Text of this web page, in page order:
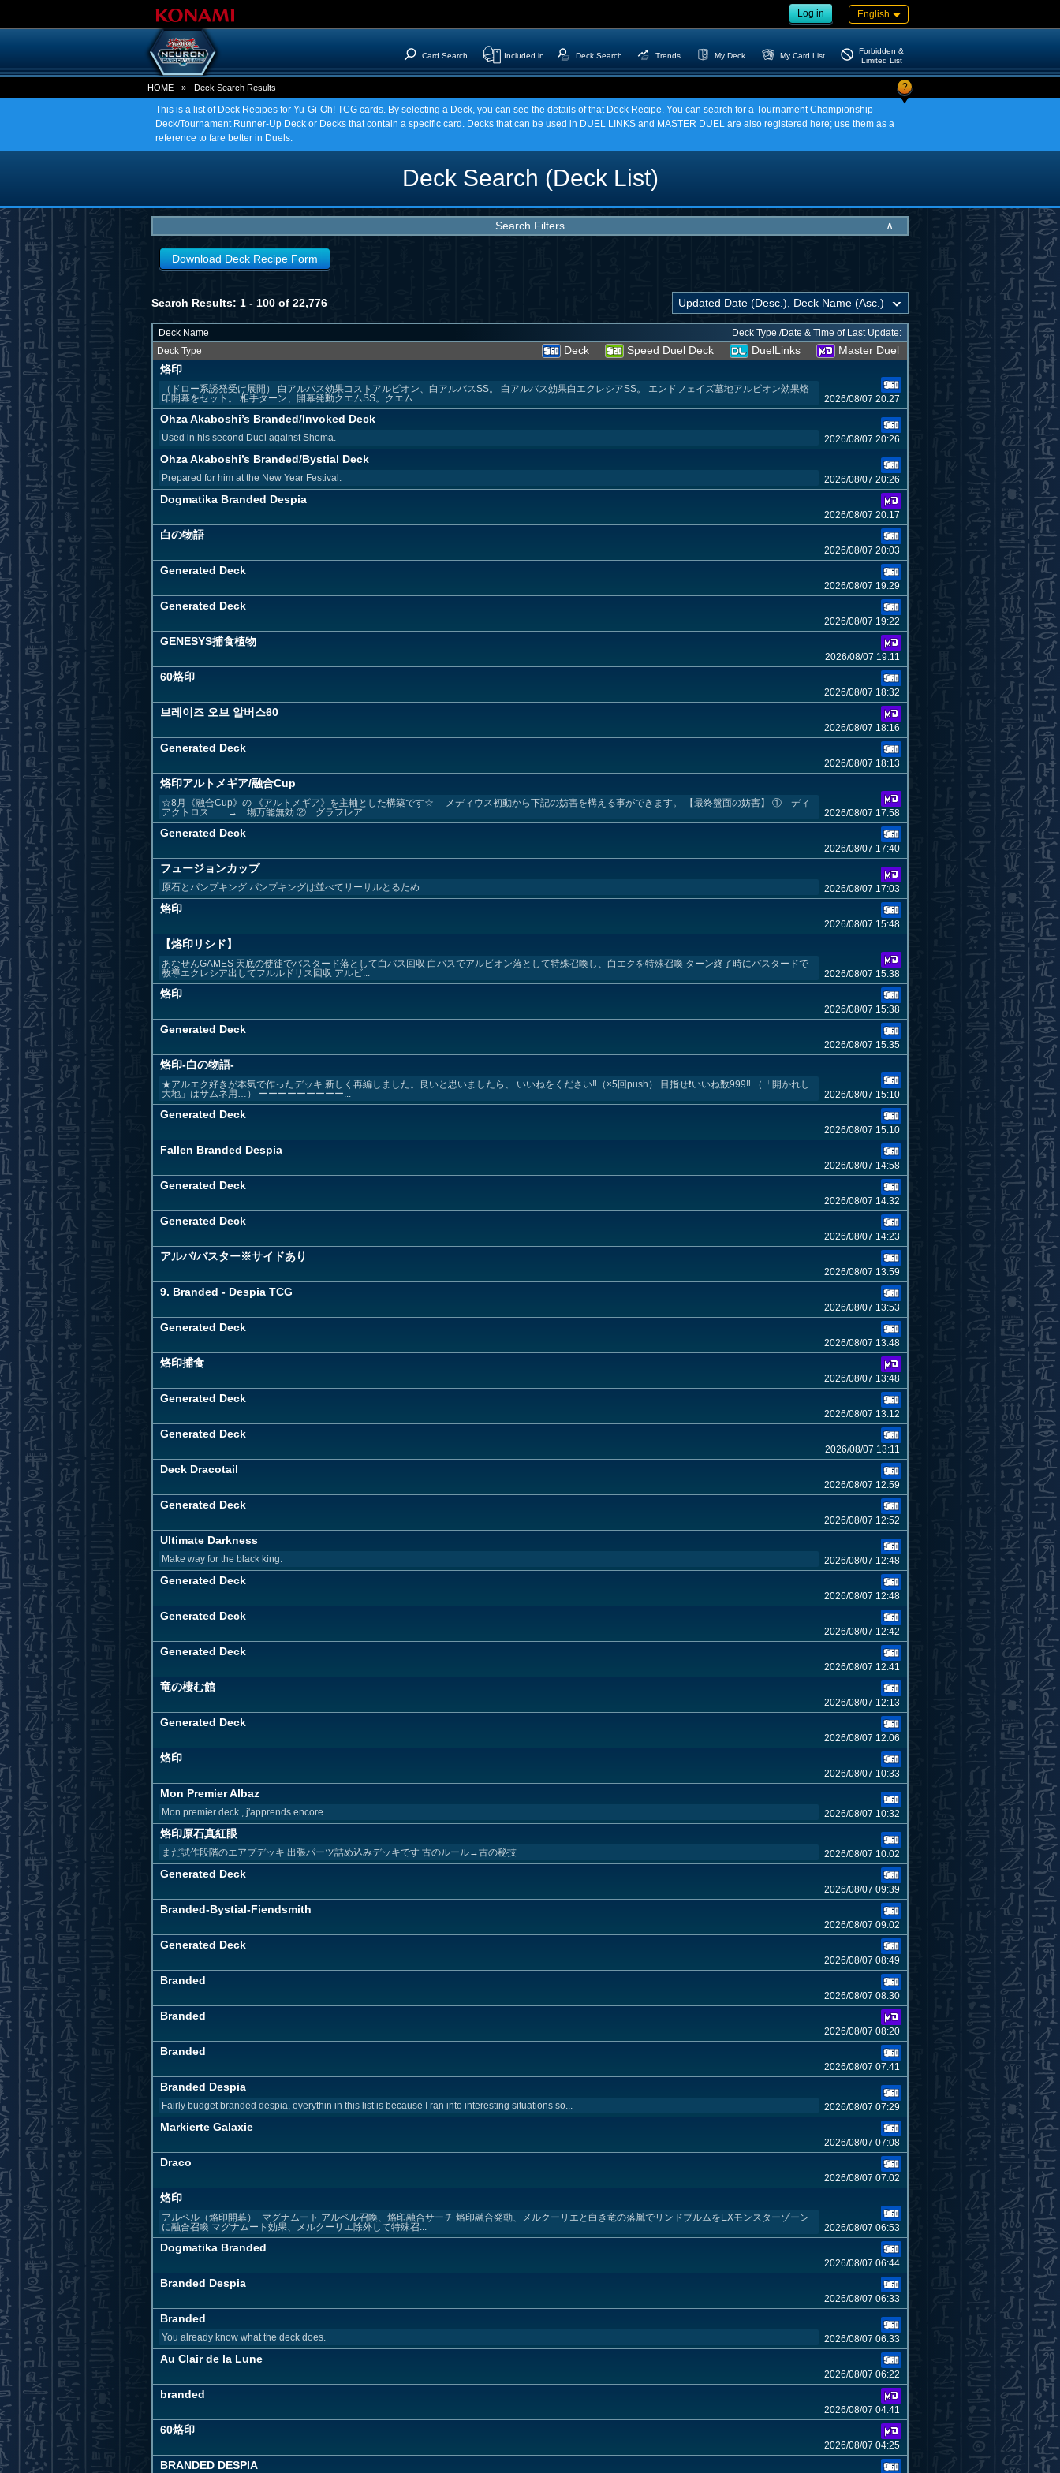
Log in English
Card Search Included in Deck Search Trends My Deck My Card List
Forbidden &
Limited List
HOME » Deck Search Results ?
This is a list of Deck Recipes for Yu-Gi-Oh! TCG cards. By selecting a Deck, you can see the details of that Deck Recipe. You can search for a Tournament Championship
Deck/Tournament Runner-Up Deck or Decks that contain a specific card. Decks that can be used in DUEL LINKS and MASTER DUEL are also registered here; use them as a
reference to fare better in Duels.
Deck Search (Deck List)
Search Filters ∧
Download Deck Recipe Form
Search Results: 1 - 100 of 22,776
Deck Name
Deck Type /Date & Time of Last Update:
Deck Type
Deck Speed Duel Deck DuelLinks
Master Duel
烙印
（ドロー系誘発受け展開） 白アルバス効果コストアルビオン、白アルバスSS。 白アルバス効果白エクレシアSS。 エンドフェイズ墓地アルビオン効果烙
印開幕をセット。 相手ターン、開幕発動クエムSS。クエム...
2026/08/07 20:27
Ohza Akaboshi’s Branded/Invoked Deck
Used in his second Duel against Shoma. 2026/08/07 20:26
Ohza Akaboshi’s Branded/Bystial Deck
Prepared for him at the New Year Festival. 2026/08/07 20:26
Dogmatika Branded Despia
2026/08/07 20:17
白の物語
2026/08/07 20:03
Generated Deck
2026/08/07 19:29
Generated Deck
2026/08/07 19:22
GENESYS捕食植物
2026/08/07 19:11
60烙印
2026/08/07 18:32
브레이즈 오브 알버스60
2026/08/07 18:16
Generated Deck
2026/08/07 18:13
烙印アルトメギア/融合Cup
☆8月《融合Cup》の 《アルトメギア》を主軸とした構築です☆ メディウス初動から下記の妨害を構える事ができます。 【最終盤面の妨害】 ① ディ
アクトロス → 場万能無効 ② グラフレア ...
2026/08/07 17:58
Generated Deck
2026/08/07 17:40
フュージョンカップ
原石とパンプキング パンプキングは並べてリーサルとるため 2026/08/07 17:03
烙印
2026/08/07 15:48
【烙印リシド】
あなせんGAMES 天底の使徒でバスタード落として白バス回収 白バスでアルビオン落として特殊召喚し、白エクを特殊召喚 ターン終了時にバスタードで
教導エクレシア出してフルルドリス回収 アルビ...
2026/08/07 15:38
烙印
2026/08/07 15:38
Generated Deck
2026/08/07 15:35
烙印-白の物語-
★アルエク好きが本気で作ったデッキ 新しく再編しました。良いと思いましたら、 いいねをください‼️（×5回push） 目指せ❗️いいね数999‼️ （「開かれし
大地」はサムネ用…） ーーーーーーーーー...
2026/08/07 15:10
Generated Deck
2026/08/07 15:10
Fallen Branded Despia
2026/08/07 14:58
Generated Deck
2026/08/07 14:32
Generated Deck
2026/08/07 14:23
アルバ/バスター※サイドあり
2026/08/07 13:59
9. Branded - Despia TCG
2026/08/07 13:53
Generated Deck
2026/08/07 13:48
烙印捕食
2026/08/07 13:48
Generated Deck
2026/08/07 13:12
Generated Deck
2026/08/07 13:11
Deck Dracotail
2026/08/07 12:59
Generated Deck
2026/08/07 12:52
Ultimate Darkness
Make way for the black king. 2026/08/07 12:48
Generated Deck
2026/08/07 12:48
Generated Deck
2026/08/07 12:42
Generated Deck
2026/08/07 12:41
竜の棲む館
2026/08/07 12:13
Generated Deck
2026/08/07 12:06
烙印
2026/08/07 10:33
Mon Premier Albaz
Mon premier deck , j'apprends encore 2026/08/07 10:32
烙印原石真紅眼
まだ試作段階のエアプデッキ 出張パーツ詰め込みデッキです 古のルール→古の秘技 2026/08/07 10:02
Generated Deck
2026/08/07 09:39
Branded-Bystial-Fiendsmith
2026/08/07 09:02
Generated Deck
2026/08/07 08:49
Branded
2026/08/07 08:30
Branded
2026/08/07 08:20
Branded
2026/08/07 07:41
Branded Despia
Fairly budget branded despia, everythin in this list is because I ran into interesting situations so... 2026/08/07 07:29
Markierte Galaxie
2026/08/07 07:08
Draco
2026/08/07 07:02
烙印
アルベル（烙印開幕）+マグナムート アルベル召喚、烙印融合サーチ 烙印融合発動、メルクーリエと白き竜の落胤でリンドブルムをEXモンスターゾーン
に融合召喚 マグナムート効果、メルクーリエ除外して特殊召...
2026/08/07 06:53
Dogmatika Branded
2026/08/07 06:44
Branded Despia
2026/08/07 06:33
Branded
You already know what the deck does. 2026/08/07 06:33
Au Clair de la Lune
2026/08/07 06:22
branded
2026/08/07 04:41
60烙印
2026/08/07 04:25
BRANDED DESPIA